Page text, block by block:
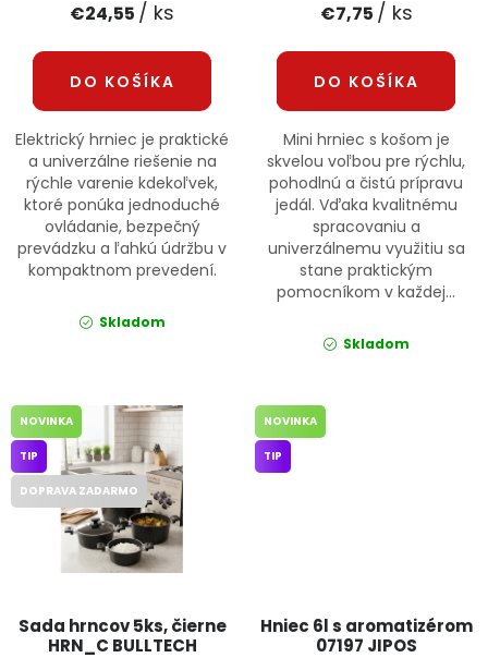
€24,55 / ks
DO KOŠÍKA
Elektrický hrniec je praktické
a univerzálne riešenie na
rýchle varenie kdekoľvek,
ktoré ponúka jednoduché
ovládanie, bezpečný
prevádzku a ľahkú údržbu v
kompaktnom prevedení.
Skladom
€7,75 / ks
DO KOŠÍKA
Mini hrniec s košom je
skvelou voľbou pre rýchlu,
pohodlnú a čistú prípravu
jedál. Vďaka kvalitnému
spracovaniu a
univerzálnemu využitiu sa
stane praktickým
pomocníkom v každej...
Skladom
Sada hrncov 5ks, čierne
HRN_C BULLTECH
NOVINKA
TIP
DOPRAVA ZADARMO
Hniec 6l s aromatizérom
07197 JIPOS
NOVINKA
TIP